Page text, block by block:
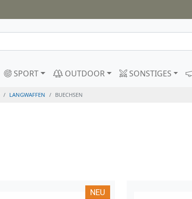
SPORT OUTDOOR SONSTIGES
LANGWAFFEN BUECHSEN
NEU